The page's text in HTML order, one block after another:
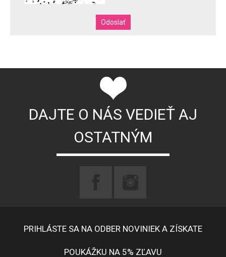
DAJTE O NÁS VEDIEŤ AJ
OSTATNÝM
PRIHLÁSTE SA NA ODBER NOVINIEK A ZÍSKATE
POUKÁŽKU NA 5% ZĽAVU